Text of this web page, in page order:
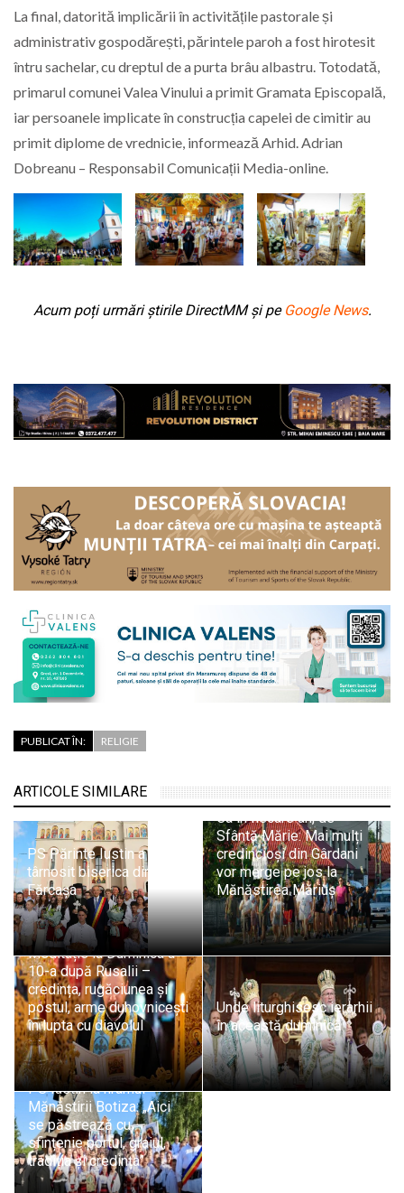
La final, datorită implicării în activitățile pastorale și
administrativ gospodărești, părintele paroh a fost hirotesit
întru sachelar, cu dreptul de a purta brâu albastru. Totodată,
primarul comunei Valea Vinului a primit Gramata Episcopală,
iar persoanele implicate în construcția capelei de cimitir au
primit diplome de vrednicie, informează Arhid. Adrian
Dobreanu – Responsabil Comunicații Media-online.
Acum poți urmări știrile DirectMM și pe Google News.
PUBLICAT ÎN: RELIGIE
ARTICOLE SIMILARE
PS Părinte Iustin a
târnosit biserica din
Fărcașa
Ca în fiecare an, de
Sfântă Mărie: Mai mulți
credincioși din Gârdani
vor merge pe jos la
Mănăstirea Măriuș
Pr. Adrian Dobreanu:
Meditație la Duminica a
10-a după Rusalii –
credința, rugăciunea și
postul, arme duhovnicești
în lupta cu diavolul
Unde liturghisesc ierarhii
în această duminică
PS Iustin la hramul
Mănăstirii Botiza: „Aici
se păstrează cu
sfințenie portul, graiul,
tradiția și credința”